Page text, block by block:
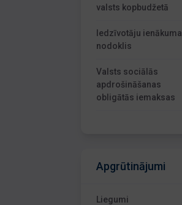
valsts kopbudžetā
Iedzīvotāju ienākuma
nodoklis
Valsts sociālās
apdrošināšanas
obligātās iemaksas
Apgrūtinājumi
Liegumi